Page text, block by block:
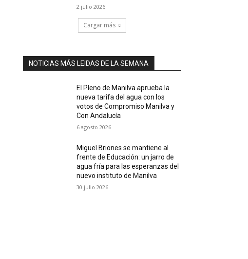
2 julio 2026
Cargar más
NOTICIAS MÁS LEIDAS DE LA SEMANA
El Pleno de Manilva aprueba la
nueva tarifa del agua con los
votos de Compromiso Manilva y
Con Andalucía
6 agosto 2026
Miguel Briones se mantiene al
frente de Educación: un jarro de
agua fría para las esperanzas del
nuevo instituto de Manilva
30 julio 2026